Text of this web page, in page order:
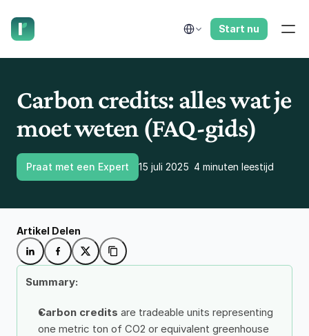
Select Language
Start nu
Carbon credits: alles wat je
moet weten (FAQ-gids)
Praat met een Expert 15 juli 2025 4 minuten leestijd
Summary:
Carbon credits are tradeable units representing
one metric ton of CO2 or equivalent greenhouse
Artikel Delen